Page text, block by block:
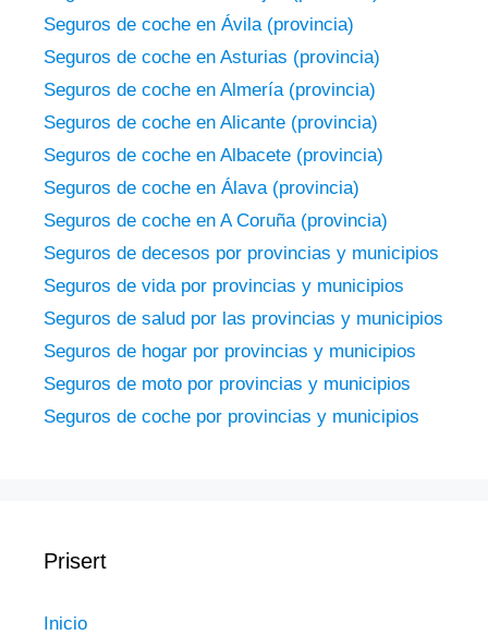
Seguros de coche en Ávila (provincia)
Seguros de coche en Asturias (provincia)
Seguros de coche en Almería (provincia)
Seguros de coche en Alicante (provincia)
Seguros de coche en Albacete (provincia)
Seguros de coche en Álava (provincia)
Seguros de coche en A Coruña (provincia)
Seguros de decesos por provincias y municipios
Seguros de vida por provincias y municipios
Seguros de salud por las provincias y municipios
Seguros de hogar por provincias y municipios
Seguros de moto por provincias y municipios
Seguros de coche por provincias y municipios
Prisert
Inicio